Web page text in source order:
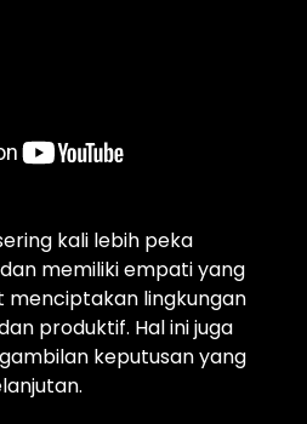
kali lebih peka
memiliki empati yang
menciptakan lingkungan
produktif. Hal ini juga
keputusan yang